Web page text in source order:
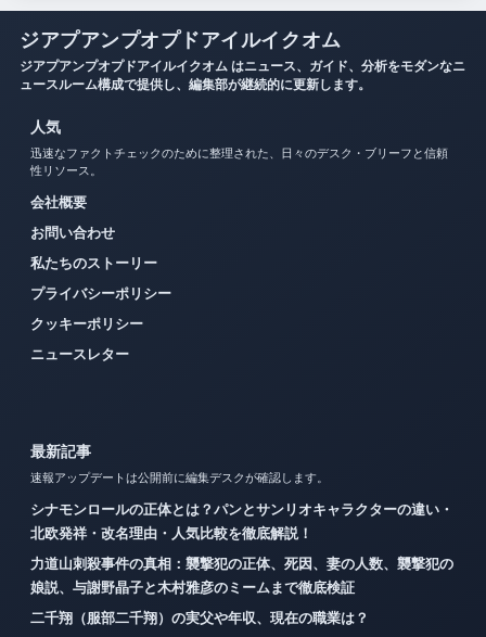
ジアプアンプオプドアイルイクオム
ジアプアンプオプドアイルイクオム はニュース、ガイド、分析をモダンなニ
ュースルーム構成で提供し、編集部が継続的に更新します。
人気
迅速なファクトチェックのために整理された、日々のデスク・ブリーフと信頼
性リソース。
会社概要
お問い合わせ
私たちのストーリー
プライバシーポリシー
クッキーポリシー
ニュースレター
最新記事
速報アップデートは公開前に編集デスクが確認します。
シナモンロールの正体とは？パンとサンリオキャラクターの違い・
北欧発祥・改名理由・人気比較を徹底解説！
力道山刺殺事件の真相：襲撃犯の正体、死因、妻の人数、襲撃犯の
娘説、与謝野晶子と木村雅彦のミームまで徹底検証
二千翔（服部二千翔）の実父や年収、現在の職業は？